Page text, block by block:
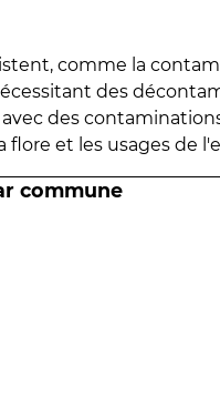
comme la
des
des
et les usages de
commune